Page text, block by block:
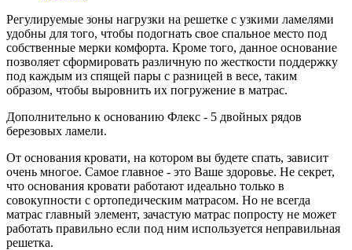
Регулируемые зоны нагрузки на решетке с узкими ламелями
удобны для того, чтобы подогнать свое спальное место под
собственные мерки комфорта. Кроме того, данное основание
позволяет сформировать различную по жесткости поддержку
под каждым из спящей пары с разницей в весе, таким
образом, чтобы выровнить их погружение в матрас.
Дополнительно к основанию Флекс - 5 двойных рядов
березовых ламели.
От основания кровати, на котором вы будете спать, зависит
очень многое. Самое главное - это Ваше здоровье. Не секрет,
что основания кровати работают идеально только в
совокупности с ортопедическим матрасом. Но не всегда
матрас главный элемент, зачастую матрас попросту не может
работать правильно если под ним используется неправильная
решетка.